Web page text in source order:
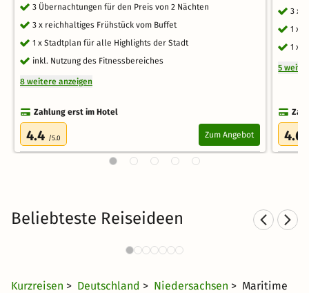
3 Übernachtungen für den Preis von 2 Nächten
3 x reichhaltiges Frühstück vom Buffet
1 x Stadtplan für alle Highlights der Stadt
inkl. Nutzung des Fitnessbereiches
8 weitere anzeigen
Zahlung erst im Hotel
4.4 /5.0 Zum Angebot
3 x
1 x
1 x
5
4.6
Beliebteste Reiseideen
Sporthotels an der Nordsee
265 Angebote
Kurzreisen > Deutschland > Niedersachsen > Maritime